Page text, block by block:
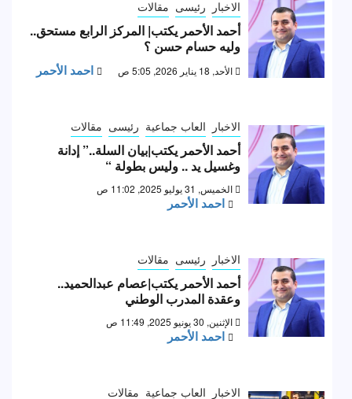
الاخبار رئيسى مقالات
أحمد الأحمر يكتب| المركز الرابع مستحق..
وليه حسام حسن ؟
الأحد, 18 يناير 2026, 5:05 ص احمد الأحمر
الاخبار العاب جماعية رئيسى مقالات
أحمد الأحمر يكتب|بيان السلة..” إدانة
وغسيل يد .. وليس بطولة “
الخميس, 31 يوليو 2025, 11:02 ص
احمد الأحمر
الاخبار رئيسى مقالات
أحمد الأحمر يكتب|عصام عبدالحميد..
وعقدة المدرب الوطني
الإثنين, 30 يونيو 2025, 11:49 ص
احمد الأحمر
الاخبار العاب جماعية مقالات